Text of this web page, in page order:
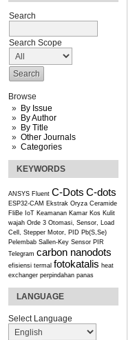
Search
Search Scope
Browse
By Issue
By Author
By Title
Other Journals
Categories
KEYWORDS
ANSYS Fluent C-Dots C-dots
ESP32-CAM Ekstrak Oryza Ceramide
FliBe IoT Keamanan Kamar Kos Kulit
wajah Orde 3 Otomasi, Sensor, Load
Cell, Stepper Motor, PID Pb(S,Se)
Pelembab Sallen-Key Sensor PIR
Telegram carbon nanodots
efisiensi termal fotokatalis heat
exchanger perpindahan panas
LANGUAGE
Select Language